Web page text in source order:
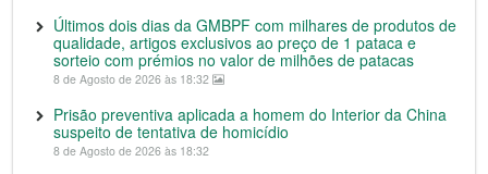
Últimos dois dias da GMBPF com milhares de produtos de
qualidade, artigos exclusivos ao preço de 1 pataca e
sorteio com prémios no valor de milhões de patacas
8 de Agosto de 2026 às 18:32
Prisão preventiva aplicada a homem do Interior da China
suspeito de tentativa de homicídio
8 de Agosto de 2026 às 18:32